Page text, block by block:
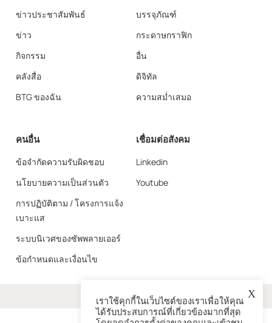
ข่าวประชาสัมพันธ์
ข่าว
กิจกรรม
คลังสื่อ
BTG ของฉัน
บรรจุภัณฑ์
กระดาษกราฟิก
อื่น
ดิจิทัล
ความสม่ำเสมอ
คนอื่น
ข้อจำกัดความรับผิดชอบ
นโยบายความเป็นส่วนตัว
การปฏิบัติตาม / โครงการแจ้ง
เบาะแส
ระบบนิเวศของซัพพลายเออร์
ข้อกำหนดและเงื่อนไข
เชื่อมต่อสังคม
Linkedin
Youtube
มากกว่า X
เราใช้คุกกี้ในเว็บไซต์ของเราเพื่อให้คุณ
ได้รับประสบการณ์ที่เกี่ยวข้องมากที่สุด